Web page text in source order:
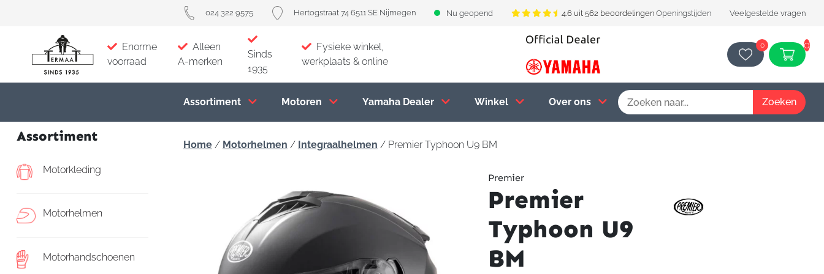
024 322 9575 Hertogstraat 74 6511 SE Nijmegen Nu geopend 4.6 uit 562 beoordelingen Openingstijden Veelgestelde vragen
Enorme
voorraad
Alleen
A-merken
Sinds
1935
Fysieke winkel,
werkplaats & online
0 0
Assortiment Motoren Yamaha Dealer Winkel Over ons
Assortiment
Motorkleding
Motorhelmen
Motorhandschoenen
Home/ Motorhelmen / Integraalhelmen / Premier Typhoon U9 BM
Premier
Premier
Typhoon U9
BM